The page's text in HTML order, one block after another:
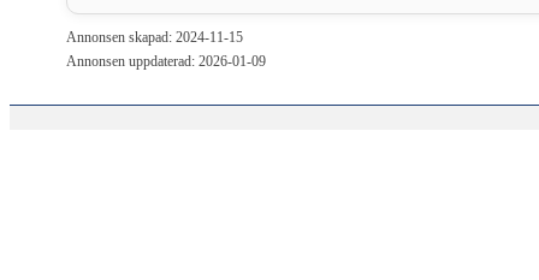
Annonsen skapad: 2024-11-15
Annonsen uppdaterad: 2026-01-09